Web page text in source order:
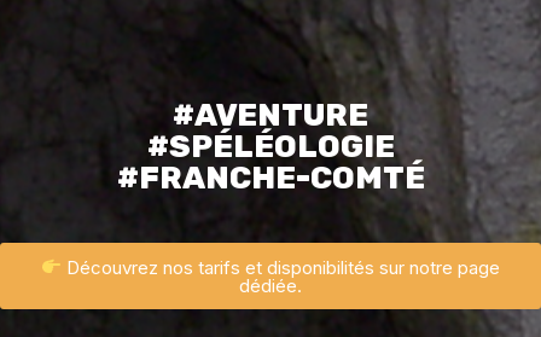
#AVENTURE
#SPÉLÉOLOGIE
#FRANCHE-COMTÉ
Découvrez nos tarifs et disponibilités sur notre page
dédiée.